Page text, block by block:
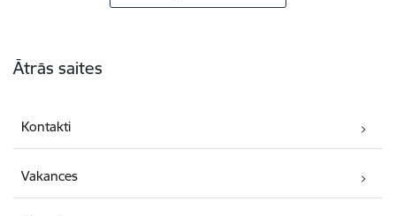
Ātrās saites
Kontakti
Vakances